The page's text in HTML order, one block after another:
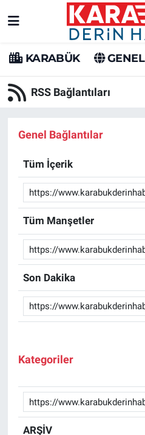
KARABÜK GENEL
RSS Bağlantıları
Genel Bağlantılar
Tüm İçerik
Tüm Manşetler
Son Dakika
Kategoriler
ARŞİV
Karabük Hava Durumu
Süper Lig Puan Durumu
Tüm Manşetler
Son Dakika Haberleri
Haber Arşivi